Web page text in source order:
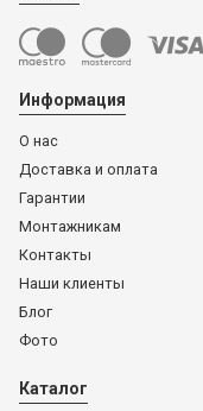
Информация
О нас
Доставка и оплата
Гарантии
Монтажникам
Контакты
Наши клиенты
Блог
Фото
Каталог